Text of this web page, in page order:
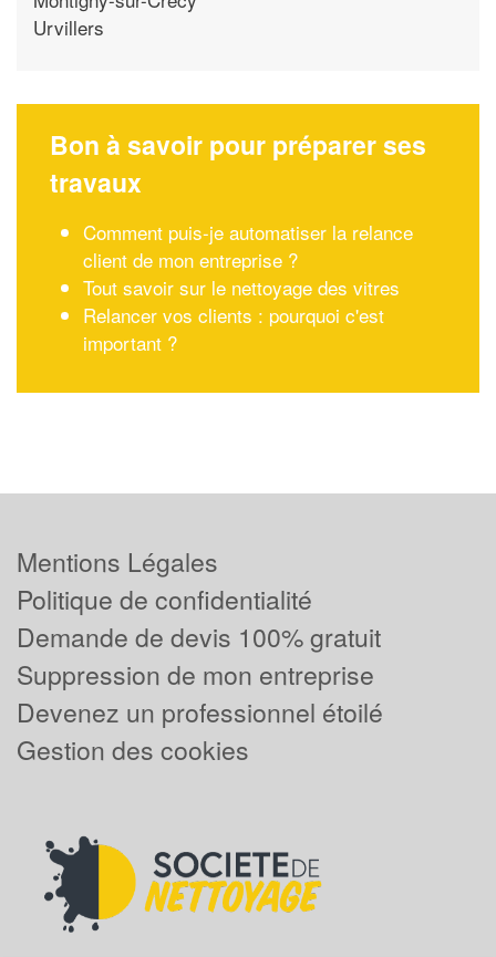
Urvillers
Bon à savoir pour préparer ses
travaux
Comment puis-je automatiser la relance
client de mon entreprise ?
Tout savoir sur le nettoyage des vitres
Relancer vos clients : pourquoi c'est
important ?
Mentions Légales
Politique de confidentialité
Demande de devis 100% gratuit
Suppression de mon entreprise
Devenez un professionnel étoilé
Gestion des cookies